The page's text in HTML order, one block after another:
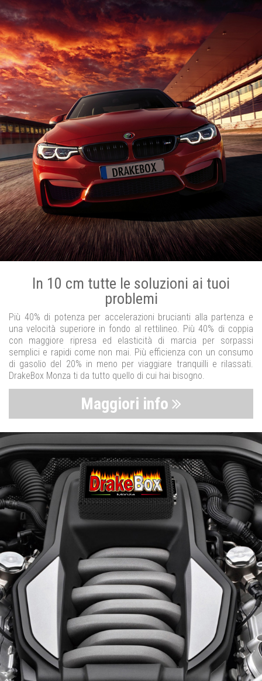
In 10 cm tutte le soluzioni ai tuoi
problemi
Più 40% di potenza per accelerazioni brucianti alla partenza e
una velocità superiore in fondo al rettilineo. Più 40% di coppia
con maggiore ripresa ed elasticità di marcia per sorpassi
semplici e rapidi come non mai. Più efficienza con un consumo
di gasolio del 20% in meno per viaggiare tranquilli e rilassati.
DrakeBox Monza ti da tutto quello di cui hai bisogno.
Maggiori info